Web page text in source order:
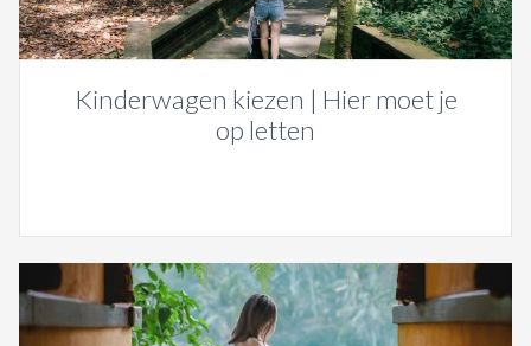
Kinderwagen kiezen | Hier moet je
op letten